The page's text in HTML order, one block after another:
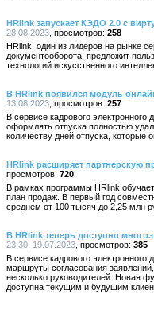
HRlink запускает КЭДО 2.0 с
28.08.2023
258
HRlink, один из лидеров на рынке
документооборота, предложит
технологий искусственного
В HRlink появился модуль
13.08.2023
257
В сервисе кадрового
оформлять отпуска полностью
количеству дней отпуска, которые
HRlink расширяет партнерскую
720
В рамках программы HRlink
план продаж. В первый год
среднем от 100 тысяч до 2,25 млн
В HRlink теперь доступно
23:30, 19.07.2023
385
В сервисе кадрового электронного
маршруты согласования
несколько руководителей. Новая
доступна текущим и будущим